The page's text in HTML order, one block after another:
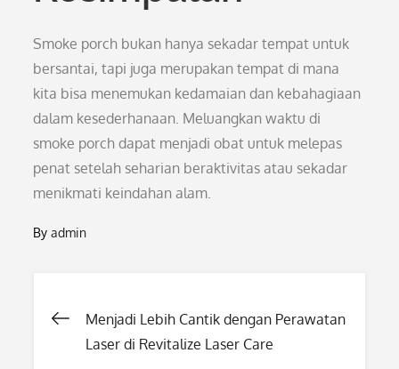
Smoke porch bukan hanya sekadar tempat untuk
bersantai, tapi juga merupakan tempat di mana
kita bisa menemukan kedamaian dan kebahagiaan
dalam kesederhanaan. Meluangkan waktu di
smoke porch dapat menjadi obat untuk melepas
penat setelah seharian beraktivitas atau sekadar
menikmati keindahan alam.
Byadmin
Post
Menjadi Lebih Cantik dengan Perawatan
Laser di Revitalize Laser Care